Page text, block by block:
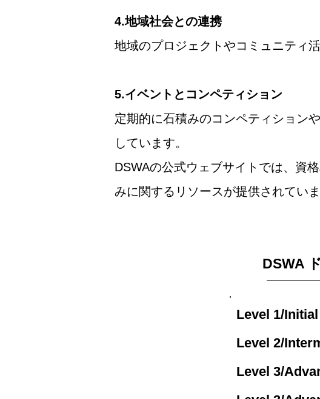
4.地域社会との連携
地域のプロジェクトやコミュニティ
5.イベントとコンペティション
定期的に石積みのコンペティション
しています。
DSWAの公式ウェブサイトでは、資
みに関するリソースが提供されてい
​DSWA
Level 1/Initial
Level 2/
Level 3/